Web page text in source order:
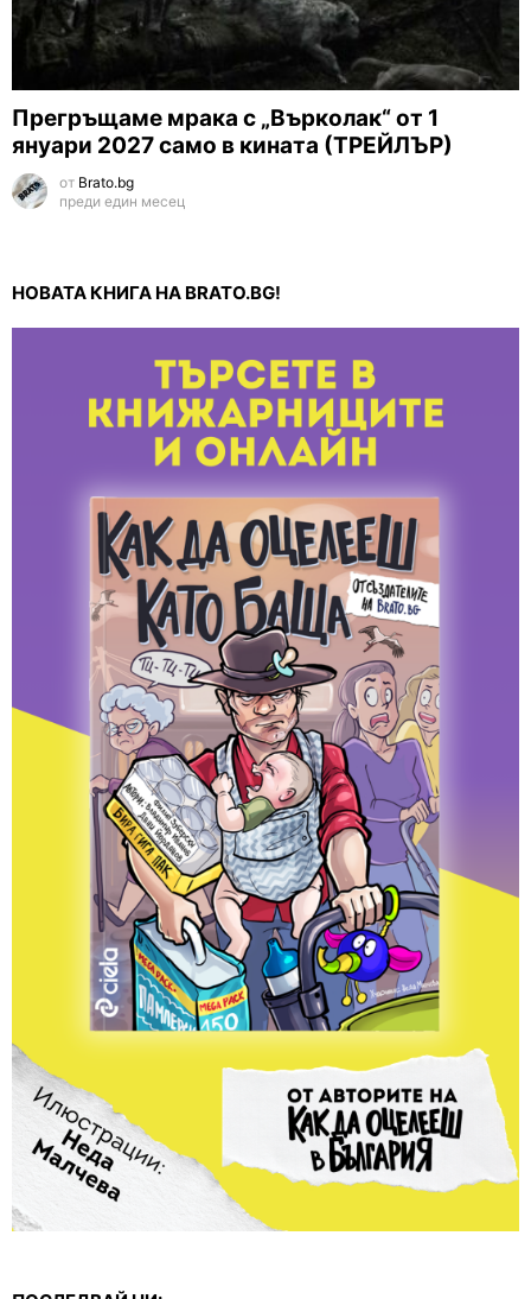
Прегръщаме мрака с „Върколак“ от 1
януари 2027 само в кината (ТРЕЙЛЪР)
от Brato.bg
преди един месец
НОВАТА КНИГА НА BRATO.BG!